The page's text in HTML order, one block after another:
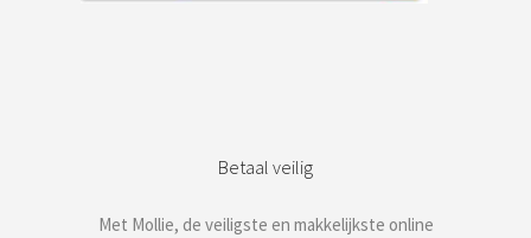
Betaal veilig
Met Mollie, de veiligste en makkelijkste online